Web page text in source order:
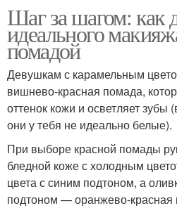
Шаг за шагом: как
идеального
помадой
Девушкам с карамельным
вишнево-красная помада,
оттенок кожи и осветляет зубы
они у тебя не идеально белые).
При выборе красной помады
бледной коже с холодным
цвета с синим подтоном, а
подтоном — оранжево-красная